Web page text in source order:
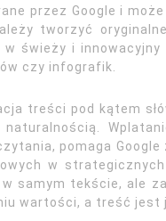
przez Google i
tworzyć
w świeży i
czy infografik.
treści pod kątem
pomaga
w
samym tekście, ale
wartości, a treść jest